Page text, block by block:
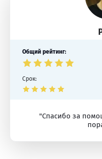
Общий рейтинг:
Срок:
"Спасибо за